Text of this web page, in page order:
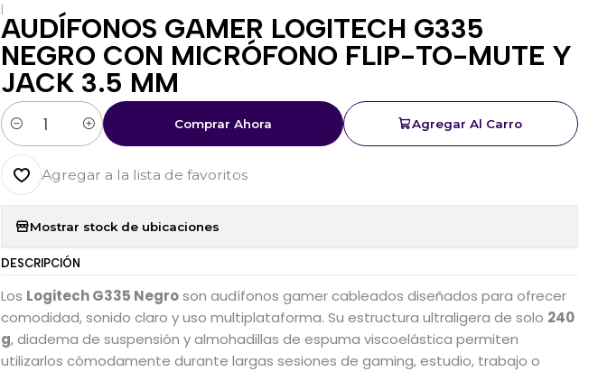
|
AUDÍFONOS GAMER LOGITECH G335
NEGRO CON MICRÓFONO FLIP-TO-MUTE Y
JACK 3.5 MM
Cantidad
Agregar Al Carro
Comprar Ahora
Agregar a la lista de favoritos
Mostrar stock de ubicaciones
DESCRIPCIÓN
Los Logitech G335 Negroson audífonos gamer cableados diseñados para ofrecer
comodidad, sonido claro y uso multiplataforma. Su estructura ultraligera de solo 240
g, diadema de suspensión y almohadillas de espuma viscoelástica permiten
utilizarlos cómodamente durante largas sesiones de gaming, estudio, trabajo o